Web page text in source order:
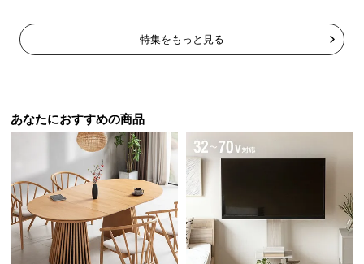
特集をもっと見る
あなたにおすすめの商品